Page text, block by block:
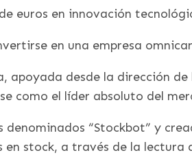
euros en innovación
en una empresa
desde la dirección
como el líder absoluto del
“Stockbot” y
stock, a través de la lectura